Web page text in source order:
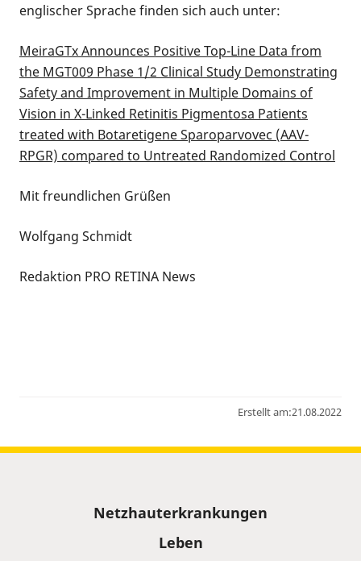
englischer Sprache finden sich auch unter:
MeiraGTx Announces Positive Top-Line Data from
the MGT009 Phase 1/2 Clinical Study Demonstrating
Safety and Improvement in Multiple Domains of
Vision in X-Linked Retinitis Pigmentosa Patients
treated with Botaretigene Sparoparvovec (AAV-
RPGR) compared to Untreated Randomized Control
Mit freundlichen Grüßen
Wolfgang Schmidt
Redaktion PRO RETINA News
Erstellt am:21.08.2022
Netzhauterkrankungen
Leben